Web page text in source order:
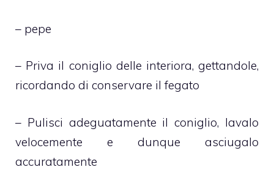
– pepe
– Priva il coniglio delle interiora, gettandole,
ricordando di conservare il fegato
– Pulisci adeguatamente il coniglio, lavalo
velocemente e dunque asciugalo
accuratamente